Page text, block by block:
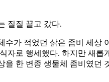
질질 끌고 갔다.
수가 적었던 삵은 좀비 세상
자로 행세했다. 하지만 새롭
을 한 변종 생물체 좀비였던